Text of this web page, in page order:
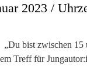
2023 /
„Du bist zwischen 15
Treff für